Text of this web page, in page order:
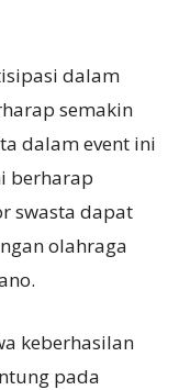
dalam
semakin
dalam event ini
berharap
swasta dapat
olahraga
keberhasilan
pada